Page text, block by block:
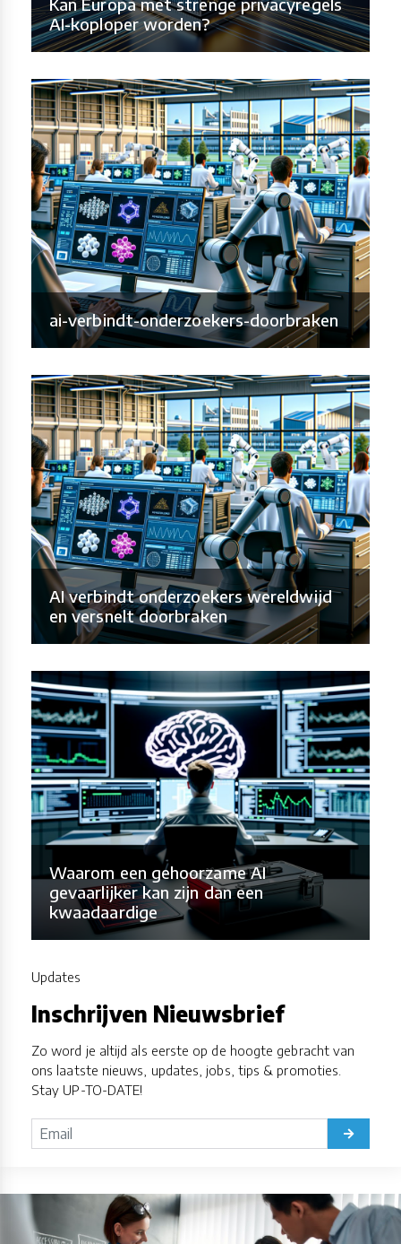
AI-koploper worden?
ai-verbindt-onderzoekers-doorbraken
AI verbindt onderzoekers wereldwijd
en versnelt doorbraken
Waarom een gehoorzame AI
gevaarlijker kan zijn dan een
kwaadaardige
Updates
Inschrijven Nieuwsbrief
Zo word je altijd als eerste op de hoogte gebracht van
ons laatste nieuws, updates, jobs, tips & promoties.
Stay UP-TO-DATE!